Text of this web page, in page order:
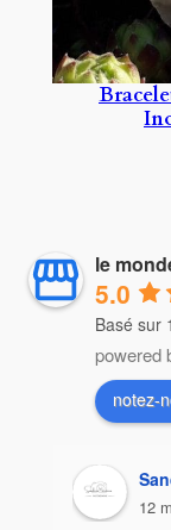
le
5.0
Basé sur
powered
notez-
a